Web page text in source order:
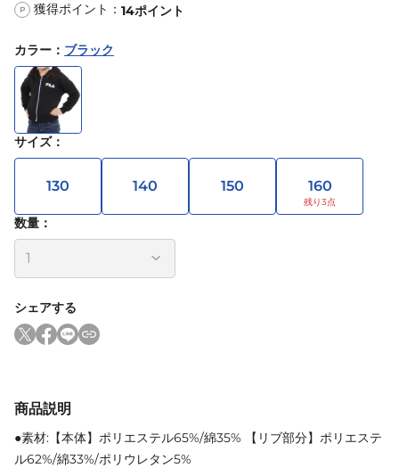
P 獲得ポイント： 14ポイント
カラー ： ブラック
サイズ：
130 140 150 160
数量：
シェアする
商品説明
●素材:【本体】ポリエステル65%/綿35% 【リブ部分】ポリエステ
ル62%/綿33%/ポリウレタン5%